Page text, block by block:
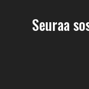
Seuraa